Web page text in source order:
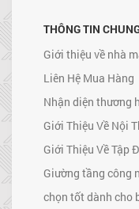
THÔNG TIN
Giới thiệu về nhà
Liên Hệ Mua Hàng
Nhận diện thương
Giới Thiệu Về Nội
Giới Thiệu Về Tập
Giường tầng công
chọn tốt dành cho